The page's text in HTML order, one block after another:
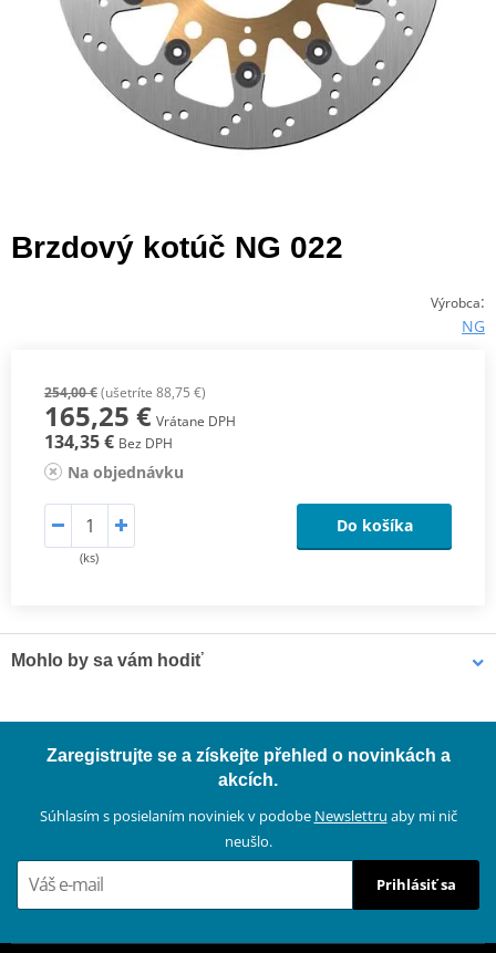
Brzdový kotúč NG 022
Výrobca:
NG
254,00 €(ušetríte 88,75 €)
165,25 € Vrátane DPH
134,35 € Bez DPH
Na objednávku
(ks)
Do košíka
Mohlo by sa vám hodiť
ml (ideálny pre dielne)
Zaregistrujte se a získejte přehled o novinkách a
akcích.
Súhlasím s posielaním noviniek v podobe Newslettru aby mi nič
neušlo.
Prihlásiť sa